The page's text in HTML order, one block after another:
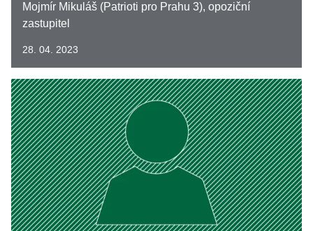
Mojmír Mikuláš (Patrioti pro Prahu 3), opoziční
zastupitel
28. 04. 2023